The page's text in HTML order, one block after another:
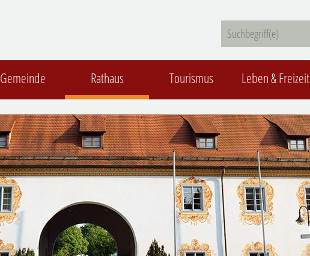
Gemeinde Rathaus Tourismus Leben & Freizeit